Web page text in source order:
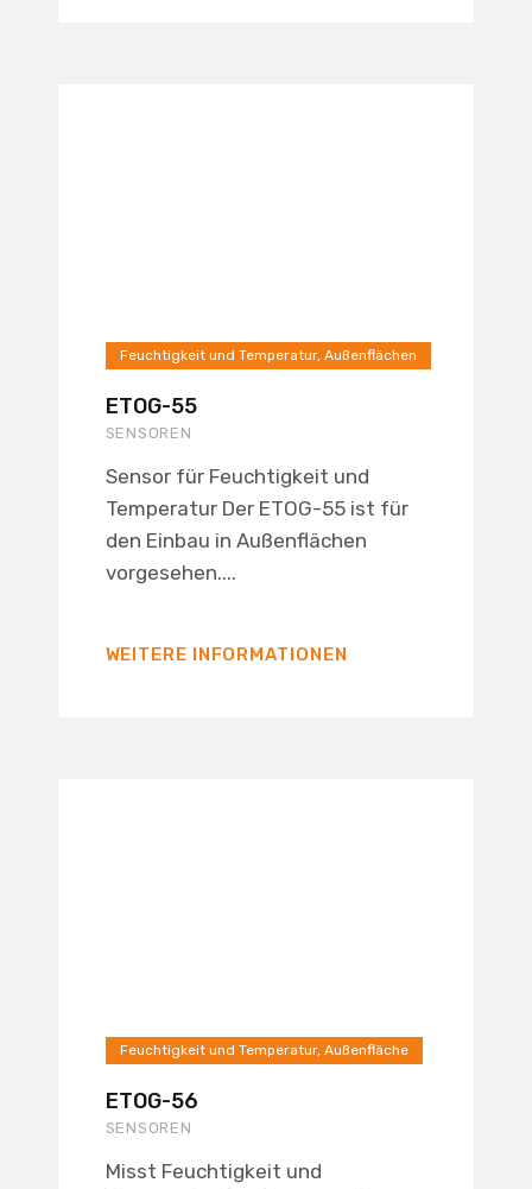
Feuchtigkeit und Temperatur, Außenflächen
ETOG-55
SENSOREN
Sensor für Feuchtigkeit und
Temperatur Der ETOG-55 ist für
den Einbau in Außenflächen
vorgesehen....
WEITERE INFORMATIONEN
Feuchtigkeit und Temperatur, Außenfläche
ETOG-56
SENSOREN
Misst Feuchtigkeit und